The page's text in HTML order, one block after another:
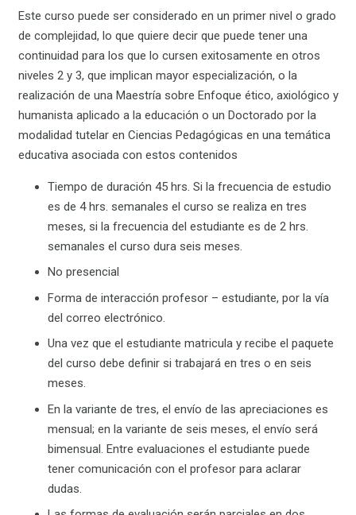
Este curso puede ser considerado en un primer nivel o grado
de complejidad, lo que quiere decir que puede tener una
continuidad para los que lo cursen exitosamente en otros
niveles 2 y 3, que implican mayor especialización, o la
realización de una Maestría sobre Enfoque ético, axiológico y
humanista aplicado a la educación o un Doctorado por la
modalidad tutelar en Ciencias Pedagógicas en una temática
educativa asociada con estos contenidos
Tiempo de duración 45 hrs. Si la frecuencia de estudio
es de 4 hrs. semanales el curso se realiza en tres
meses, si la frecuencia del estudiante es de 2 hrs.
semanales el curso dura seis meses.
No presencial
Forma de interacción profesor – estudiante, por la vía
del correo electrónico.
Una vez que el estudiante matricula y recibe el paquete
del curso debe definir si trabajará en tres o en seis
meses.
En la variante de tres, el envío de las apreciaciones es
mensual; en la variante de seis meses, el envío será
bimensual. Entre evaluaciones el estudiante puede
tener comunicación con el profesor para aclarar
dudas.